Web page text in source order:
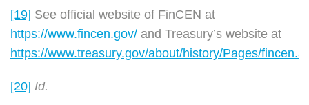
[19] See official website of FinCEN at
https://www.fincen.gov/ and Treasury’s website at
https://www.treasury.gov/about/history/Pages/
[20] Id.